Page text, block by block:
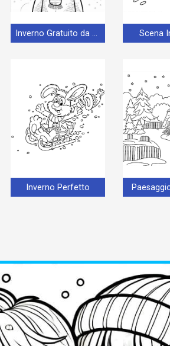
Inverno Gratuito da Stampare Scena
Inverno Perfetto